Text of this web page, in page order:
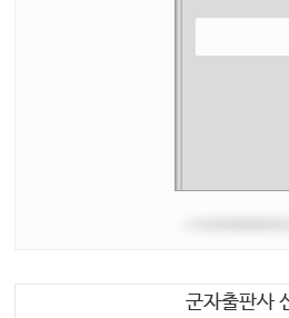
군자출판사